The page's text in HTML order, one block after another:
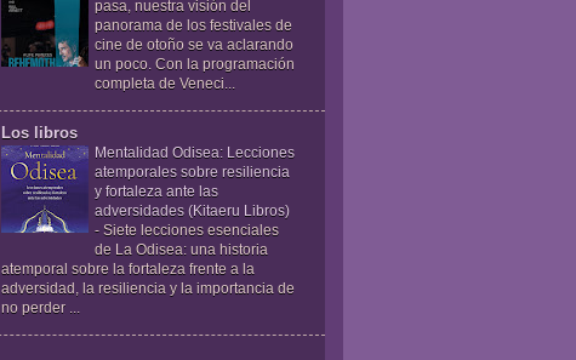
pasa, nuestra visión del
panorama de los festivales de
cine de otoño se va aclarando
un poco. Con la programación
completa de Veneci...
Los libros
Mentalidad Odisea: Lecciones
atemporales sobre resiliencia
y fortaleza ante las
adversidades (Kitaeru Libros)
- Siete lecciones esenciales
de La Odisea: una historia
atemporal sobre la fortaleza frente a la
adversidad, la resiliencia y la importancia de
no perder ...